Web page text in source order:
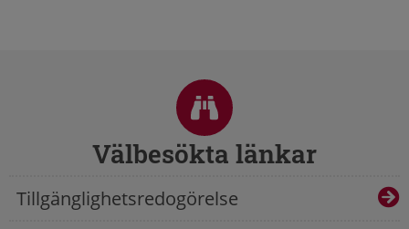
Välbesökta länkar
Tillgänglighetsredogörelse